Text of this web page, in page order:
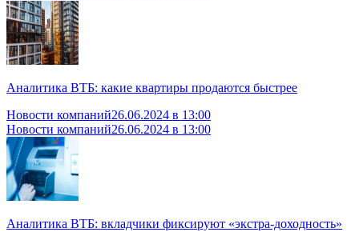
Аналитика ВТБ: какие квартиры продаются быстрее
Новости компаний26.06.2024 в 13:00
Новости компаний26.06.2024 в 13:00
Аналитика ВТБ: вкладчики фиксируют «экстра-доходность»